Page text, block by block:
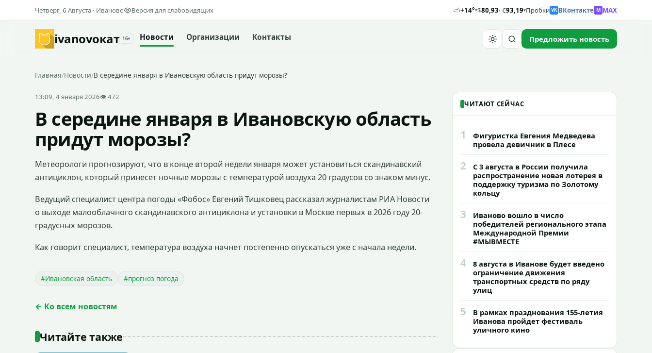
Четверг, 6 Августа · Иваново Версия для слабовидящих ⛅+14°▾$80,93· €93,19▾Пробки VK ВКонтакте M MAX
ivanovoкат 16+ Новости Организации Контакты Предложить новость
Главная/Новости/В середине января в Ивановскую область придут морозы?
13:09, 4 января 2026👁 472
В середине января в Ивановскую область
придут морозы?
Метеорологи прогнозируют, что в конце второй недели января может установиться скандинавский
антициклон, который принесет ночные морозы с температурой воздуха 20 градусов со знаком минус.
Ведущий специалист центра погоды «Фобос» Евгений Тишковец рассказал журналистам РИА Новости
о выходе малооблачного скандинавского антициклона и установки в Москве первых в 2026 году 20-
градусных морозов.
Как говорит специалист, температура воздуха начнет постепенно опускаться уже с начала недели.
#Ивановская область #прогноз погода
← Ко всем новостям
Читайте также
ЧИТАЮТ СЕЙЧАС
1
Фигуристка Евгения Медведева
провела девичник в Плесе
2
С 3 августа в России получила
распространение новая лотерея в
поддержку туризма по Золотому
кольцу
3
Иваново вошло в число
победителей регионального этапа
Международной Премии
#МЫВМЕСТЕ
4
8 августа в Иванове будет введено
ограничение движения
транспортных средств по ряду
улиц
5
В рамках празднования 155-летия
Иванова пройдет фестиваль
уличного кино